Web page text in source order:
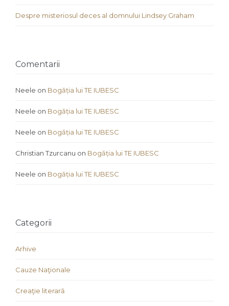
Despre misteriosul deces al domnului Lindsey Graham
Comentarii
Neele on Bogăția lui TE IUBESC
Neele on Bogăția lui TE IUBESC
Neele on Bogăția lui TE IUBESC
Christian Tzurcanu on Bogăția lui TE IUBESC
Neele on Bogăția lui TE IUBESC
Categorii
Arhive
Cauze Naţionale
Creaţie literară